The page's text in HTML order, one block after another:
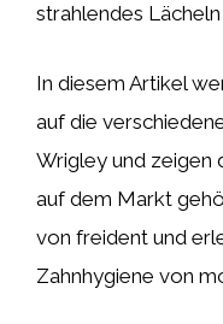
strahlendes
In diesem Artikel
auf die
Wrigley und zeigen
auf dem Markt
von freident und
Zahnhygiene von